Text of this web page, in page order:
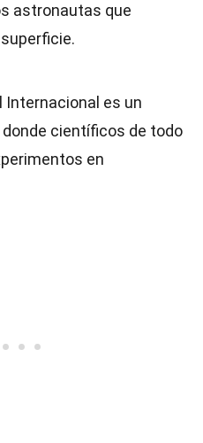
astronautas que
Internacional es un
donde científicos de todo
en